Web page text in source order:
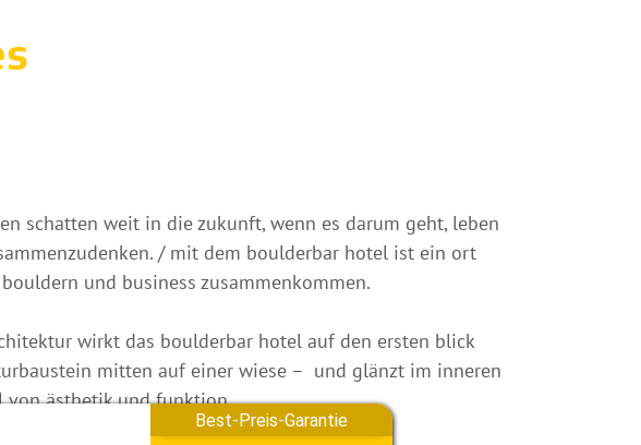
Best-Preis-Garantie
schatten weit in die zukunft, wenn es darum geht, leben
/ mit dem boulderbar hotel ist ein ort
und business zusammenkommen.
wirkt das boulderbar hotel auf den ersten blick
mitten auf einer wiese – und glänzt im inneren
von ästhetik und funktion.